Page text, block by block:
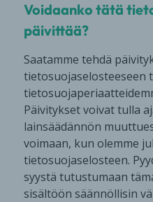
Voidaanko tätä
päivittää?
Saatamme tehdä
tietosuojaselosteeseen
Päivitykset voivat tulla
lainsäädännön
voimaan, kun olemme
tietosuojaselosteen.
syystä tutustumaan
sisältöön säännöllisin